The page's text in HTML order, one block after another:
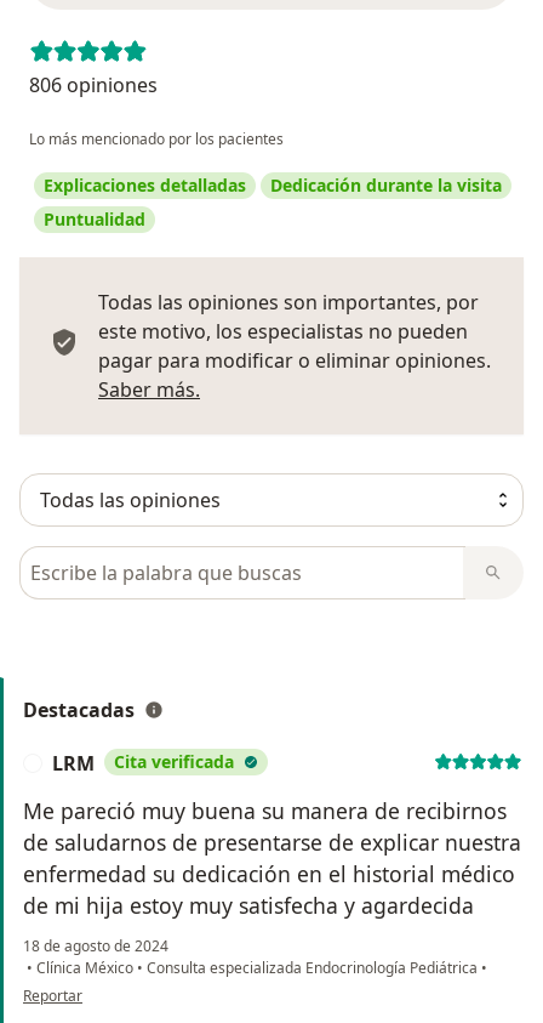
806 opiniones
Lo más mencionado por los pacientes
Explicaciones detalladas
Dedicación durante la visita
Puntualidad
Todas las opiniones son importantes, por
este motivo, los especialistas no pueden
pagar para modificar o eliminar opiniones.
Saber más.
Busca en opiniones
Destacadas
LRM Cita verificada
Me pareció muy buena su manera de recibirnos
de saludarnos de presentarse de explicar nuestra
enfermedad su dedicación en el historial médico
de mi hija estoy muy satisfecha y agardecida
18 de agosto de 2024
• Clínica México • Consulta especializada Endocrinología Pediátrica •
en opinión del usuario LRM
Reportar